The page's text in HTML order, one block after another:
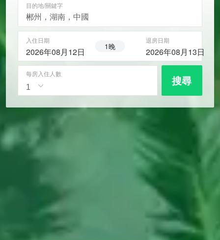
目的地/關鍵字
入住日期
2026年08月12日 1晚
退房日期
2026年08月13日
每房入住人數 搜尋